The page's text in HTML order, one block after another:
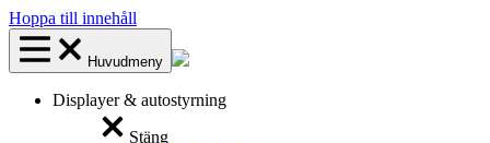
Hoppa till innehåll
Huvudmeny
Displayer & autostyrning
Stäng